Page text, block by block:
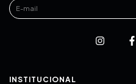
INSTITUCIONAL